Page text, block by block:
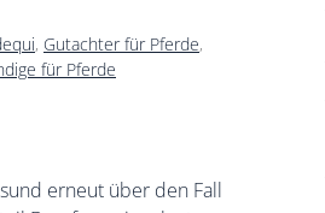
, Gutachter für Pferde,
für Pferde
erneut über den Fall